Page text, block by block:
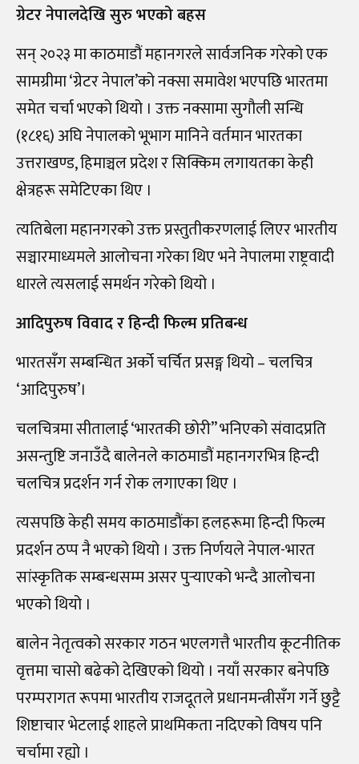
ग्रेटर नेपालदेखि सुरु भएको बहस
सन् २०२३ मा काठमाडौं महानगरले सार्वजनिक गरेको एक
सामग्रीमा ‘ग्रेटर नेपाल’को नक्सा समावेश भएपछि भारतमा
समेत चर्चा भएको थियो । उक्त नक्सामा सुगौली सन्धि
(१८१६) अघि नेपालको भूभाग मानिने वर्तमान भारतका
उत्तराखण्ड, हिमाञ्चल प्रदेश र सिक्किम लगायतका केही
क्षेत्रहरू समेटिएका थिए ।
त्यतिबेला महानगरको उक्त प्रस्तुतीकरणलाई लिएर भारतीय
सञ्चारमाध्यमले आलोचना गरेका थिए भने नेपालमा राष्ट्रवादी
धारले त्यसलाई समर्थन गरेको थियो ।
आदिपुरुष विवाद र हिन्दी फिल्म प्रतिबन्ध
भारतसँग सम्बन्धित अर्को चर्चित प्रसङ्ग थियो – चलचित्र
‘आदिपुरुष’।
चलचित्रमा सीतालाई ‘भारतकी छोरी” भनिएको संवादप्रति
असन्तुष्टि जनाउँदै बालेनले काठमाडौं महानगरभित्र हिन्दी
चलचित्र प्रदर्शन गर्न रोक लगाएका थिए ।
त्यसपछि केही समय काठमाडौंका हलहरूमा हिन्दी फिल्म
प्रदर्शन ठप्प नै भएको थियो । उक्त निर्णयले नेपाल-भारत
सांस्कृतिक सम्बन्धसम्म असर पुर्‍याएको भन्दै आलोचना
भएको थियो ।
बालेन नेतृत्वको सरकार गठन भएलगत्तै भारतीय कूटनीतिक
वृत्तमा चासो बढेको देखिएको थियो । नयाँ सरकार बनेपछि
परम्परागत रूपमा भारतीय राजदूतले प्रधानमन्त्रीसँग गर्ने छुट्टै
शिष्टाचार भेटलाई शाहले प्राथमिकता नदिएको विषय पनि
चर्चामा रह्यो ।